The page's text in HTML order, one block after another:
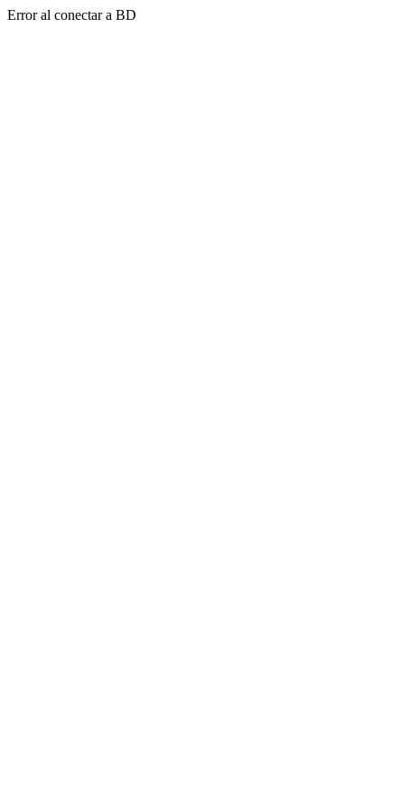
Error al conectar a BD